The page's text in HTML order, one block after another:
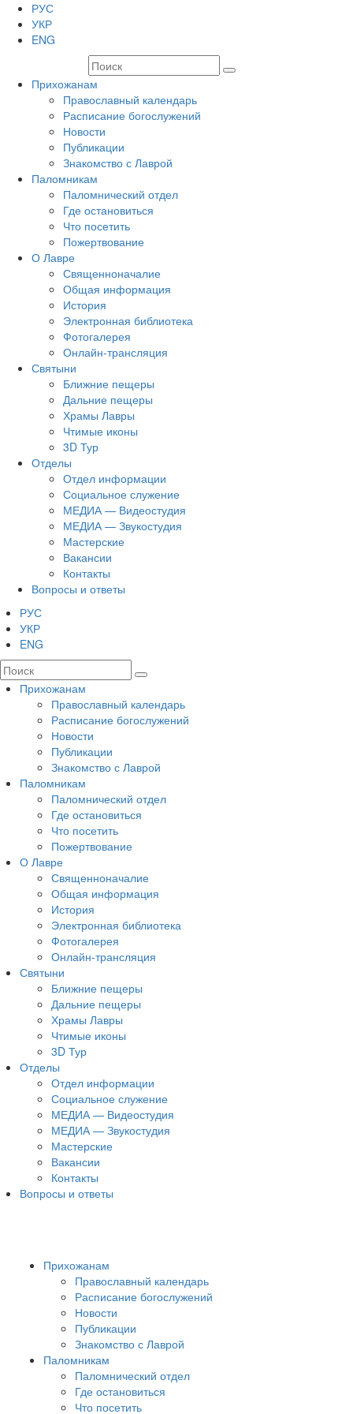
РУС
УКР
ENG
Прихожанам
Православный календарь
Расписание богослужений
Новости
Публикации
Знакомство с Лаврой
Паломникам
Паломнический отдел
Где остановиться
Что посетить
Пожертвование
О Лавре
Священноначалие
Общая информация
История
Электронная библиотека
Фотогалерея
Онлайн-трансляция
Святыни
Ближние пещеры
Дальние пещеры
Храмы Лавры
Чтимые иконы
3D Тур
Отделы
Отдел информации
Социальное служение
МЕДИА — Видеостудия
МЕДИА — Звукостудия
Мастерские
Вакансии
Контакты
Вопросы и ответы
РУС
УКР
ENG
Прихожанам
Православный календарь
Расписание богослужений
Новости
Публикации
Знакомство с Лаврой
Паломникам
Паломнический отдел
Где остановиться
Что посетить
Пожертвование
О Лавре
Священноначалие
Общая информация
История
Электронная библиотека
Фотогалерея
Онлайн-трансляция
Святыни
Ближние пещеры
Дальние пещеры
Храмы Лавры
Чтимые иконы
3D Тур
Отделы
Отдел информации
Социальное служение
МЕДИА — Видеостудия
МЕДИА — Звукостудия
Мастерские
Вакансии
Контакты
Вопросы и ответы
Прихожанам
Православный календарь
Расписание богослужений
Новости
Публикации
Знакомство с Лаврой
Паломникам
Паломнический отдел
Где остановиться
Что посетить